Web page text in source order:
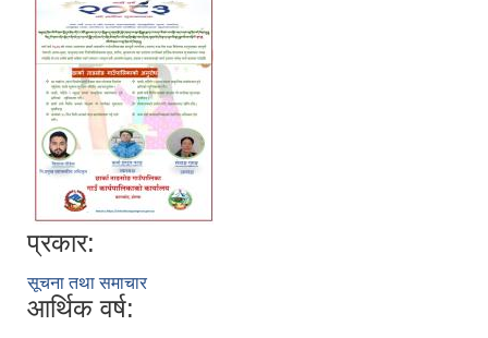
प्रकार:
सूचना तथा समाचार
आर्थिक वर्ष: